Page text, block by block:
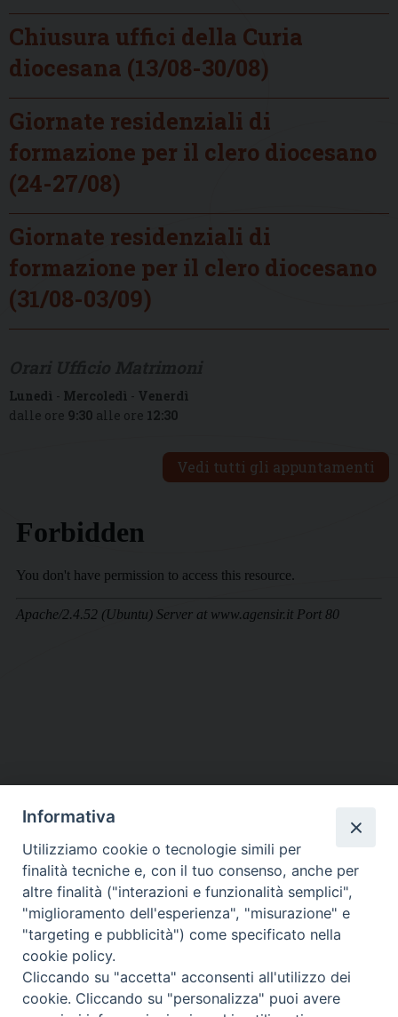
Chiusura uffici della Curia
diocesana (13/08-30/08)
Giornate residenziali di
formazione per il clero diocesano
(24-27/08)
Giornate residenziali di
formazione per il clero diocesano
(31/08-03/09)
Lunedì - Mercoledì - Venerdì
dalle ore 9:30 alle ore 12:30
Vedi tutti gli appuntamenti
DIOCESI SUBURBICARIA DI ALBANO
Contatti:Tel.: 06.93268401 - Fax.: 06.9323844
E-mail:curia@diocesidialbano.it
Orari: dal Lunedì al Venerdì Ore: 9:00 - 13:00
Lunedì, Mercoledì e Venerdì, Ore 9:30 - 12:30
Informativa
Utilizziamo cookie o tecnologie simili per
finalità tecniche e, con il tuo consenso, anche per
altre finalità ("interazioni e funzionalità semplici",
"miglioramento dell'esperienza", "misurazione" e
"targeting e pubblicità") come specificato nella
cookie policy.
Cliccando su "accetta" acconsenti all'utilizzo dei
cookie. Cliccando su "personalizza" puoi avere